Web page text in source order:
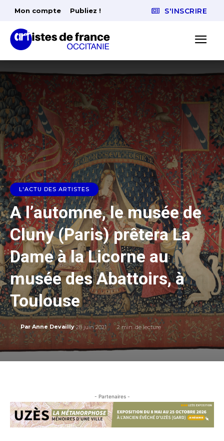
Mon compte Publiez ! S'INSCRIRE
L'ACTU DES ARTISTES
A l’automne, le musée de
Cluny (Paris) prêtera La
Dame à la Licorne au
musée des Abattoirs, à
Toulouse
Par Anne Devailly 28 juin 2021 2 min. de lecture
- Partenaires -